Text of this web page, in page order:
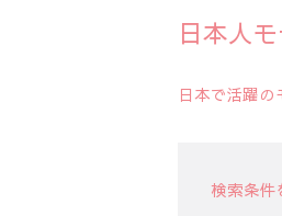
日本人
日本で活躍
検索条件